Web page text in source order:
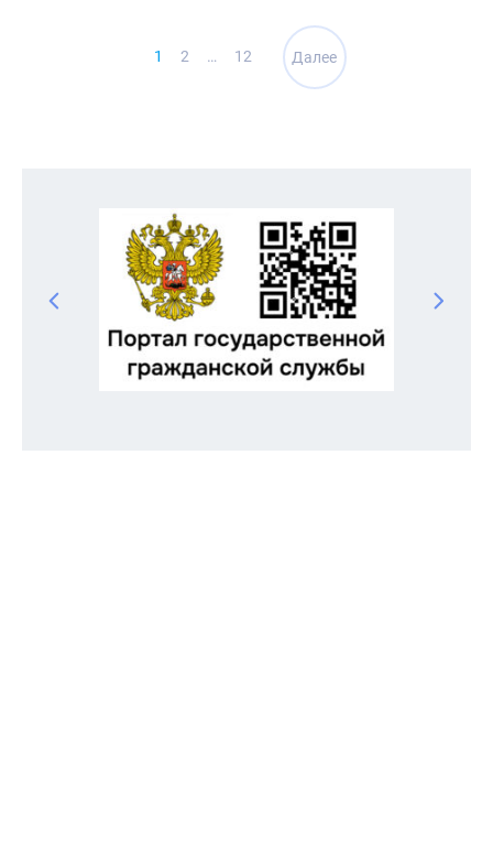
Навигация
по
1 2 … 12 Далее